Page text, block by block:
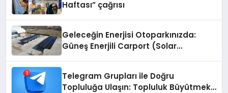
Haftası” çağrısı
Geleceğin Enerjisi Otoparkınızda:
Güneş Enerjili Carport (Solar
Telegram Grupları ile Doğru
Topluluğa Ulaşın: Topluluk Büyütmek